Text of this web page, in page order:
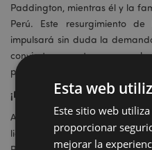
Paddington, mientras él y la
Perú. Este resurgimiento
impulsará sin duda la
convierte a nuestra nueva
para los minoristas.
¡Prepárate para acoger a
At Puckator, we’re
licensed products that
Esta web
Este sitio web
proporcionar
mejorar la